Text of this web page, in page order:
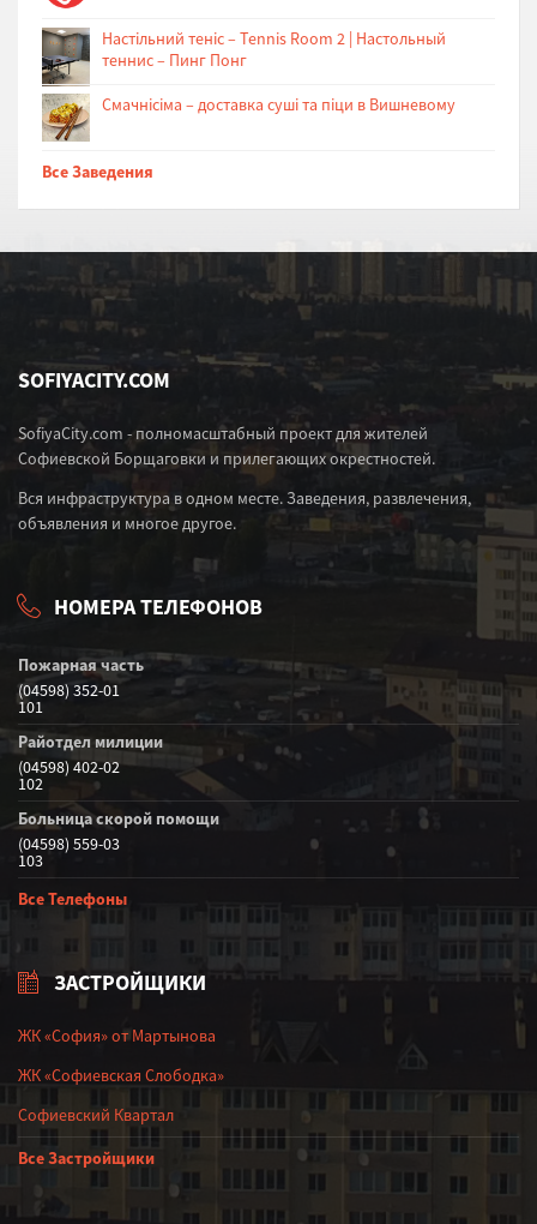
Настільний теніс – Tennis Room 2 | Настольный
теннис – Пинг Понг
Cмачнісіма – доставка суші та піци в Вишневому
Все Заведения
SOFIYACITY.COM
SofiyaCity.com - полномасштабный проект для жителей
Софиевской Борщаговки и прилегающих окрестностей.
Вся инфраструктура в одном месте. Заведения, развлечения,
объявления и многое другое.
НОМЕРА ТЕЛЕФОНОВ
Пожарная часть
(04598) 352-01
101
Райотдел милиции
(04598) 402-02
102
Больница скорой помощи
(04598) 559-03
103
Все Телефоны
ЗАСТРОЙЩИКИ
ЖК «София» от Мартынова
ЖК «Софиевская Слободка»
Софиевский Квартал
Все Застройщики